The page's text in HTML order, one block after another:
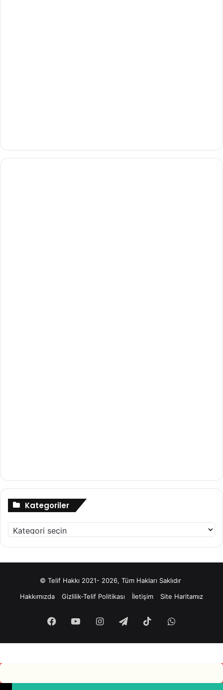
Kategoriler
Kategoriler
© Telif Hakkı 2021- 2026, Tüm Hakları Saklıdır
Hakkımızda
Gizlilik-Telif Politikası İletişim Site Haritamız
Facebook
YouTubeInstagram
TelegramTikTokWhatsApp